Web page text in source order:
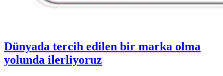
Dünyada tercih edilen bir marka olma
yolunda ilerliyoruz